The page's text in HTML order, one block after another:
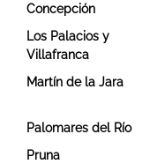
Concepción
Los Palacios y
Villafranca
Martín de la Jara
Palomares del Río
Pruna